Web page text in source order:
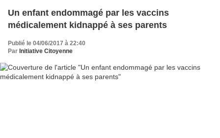
Un enfant endommagé par les vaccins
médicalement kidnappé à ses parents
Publié le 04/06/2017 à 22:40
Par Initiative Citoyenne